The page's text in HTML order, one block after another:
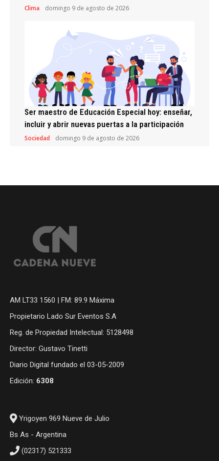
Clima domingo 9 de agosto de 2026
Ser maestro de Educación Especial hoy: enseñar,
incluir y abrir nuevas puertas a la participación
Sociedad domingo 9 de agosto de 2026
AM LT33 1560 | FM: 89.9 Máxima
Propietario Lado Sur Eventos S.A
Reg. de Propiedad Intelectual: 5128498
Director: Gustavo Tinetti
Diario Digital fundado el 03-05-2009
Edición: 6308
Yrigoyen 969 Nueve de Julio
Bs As - Argentina
(02317) 521333